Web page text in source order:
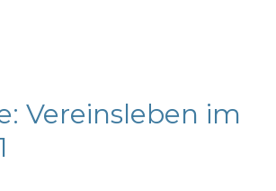
Vereinsleben im